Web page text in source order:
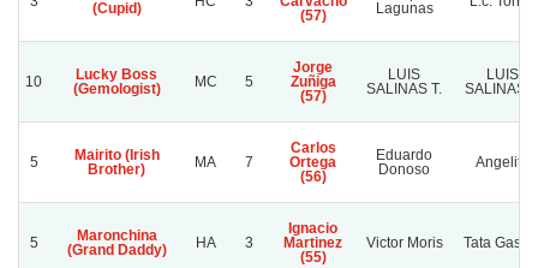
(Cupid)
(57)
Lagunas
10
Lucky Boss
(Gemologist)
MC 5
Jorge
Zuñiga
(57)
LUIS
SALINAS T.
LUIS
SALINAS
5
Mairito (Irish
Brother)
MA 7
Carlos
Ortega
(56)
Eduardo
Donoso
Angelito
5
Maronchina
(Grand Daddy)
HA 3
Ignacio
Martinez
(55)
Victor Moris Tata